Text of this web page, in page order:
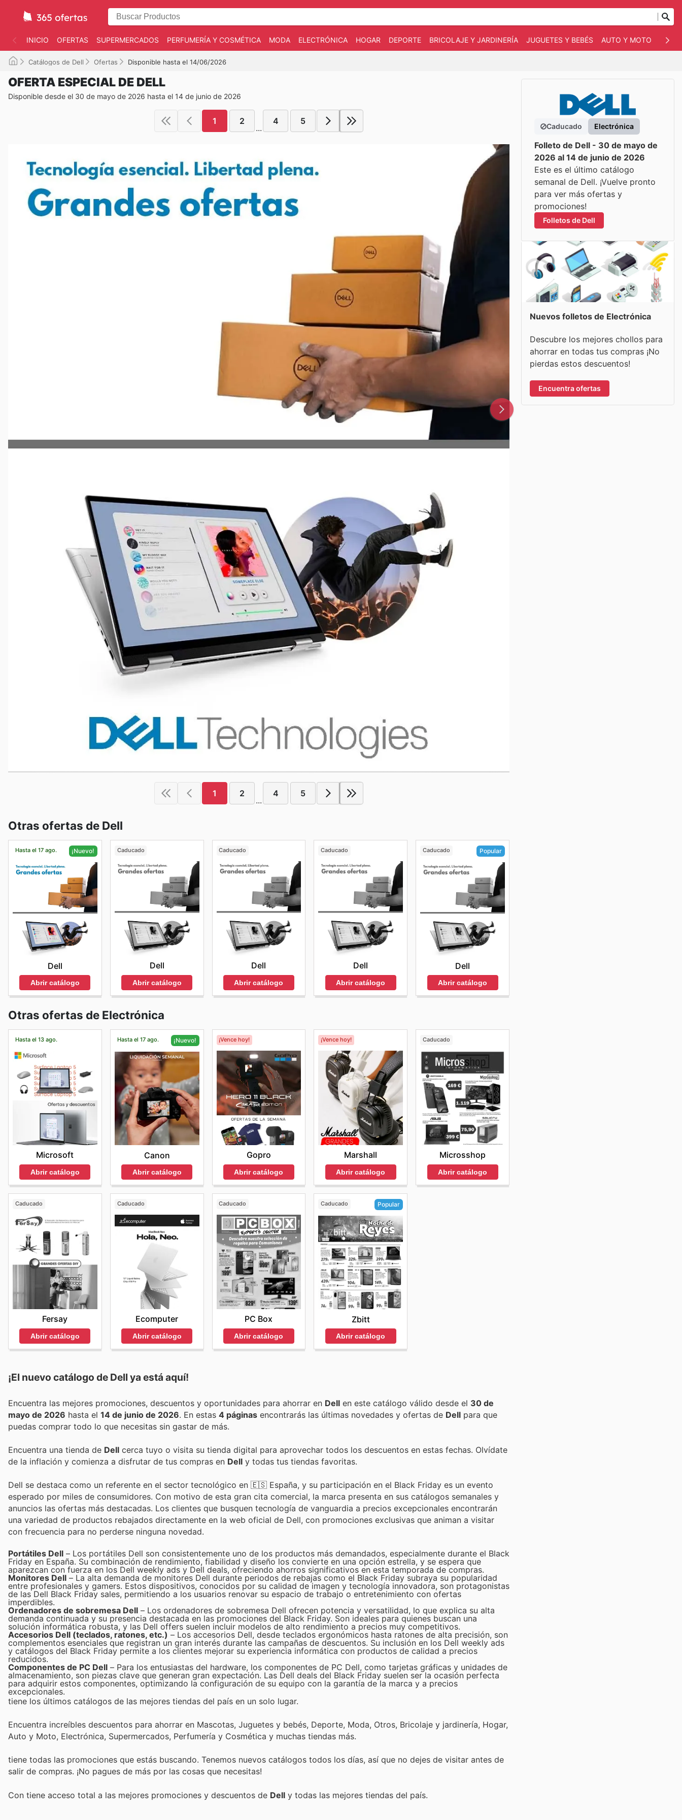
INICIO OFERTAS SUPERMERCADOS PERFUMERÍA Y COSMÉTICA MODA ELECTRÓNICA HOGAR DEPORTE BRICOLAJE Y JARDINERÍA JUGUETES Y BEBÉS AUTO Y MOTO
Catálogos de Dell Ofertas Disponible hasta el 14/06/2026
OFERTA ESPECIAL DE DELL
Disponible desde el 30 de mayo de 2026 hasta el 14 de junio de 2026
1 2
...
4 5
1 2
...
4 5
Otras ofertas de Dell
Hasta el 17 ago. ¡Nuevo!
Dell
Abrir catálogo
Caducado
Dell
Abrir catálogo
Caducado
Dell
Abrir catálogo
Caducado
Dell
Abrir catálogo
Caducado Popular
Dell
Abrir catálogo
Otras ofertas de Electrónica
Hasta el 13 ago.
Microsoft
Abrir catálogo
Hasta el 17 ago. ¡Nuevo!
Canon
Abrir catálogo
¡Vence hoy!
Gopro
Abrir catálogo
¡Vence hoy!
Marshall
Abrir catálogo
Caducado
Microsshop
Abrir catálogo
Caducado
Fersay
Abrir catálogo
Caducado
Ecomputer
Abrir catálogo
Caducado
PC Box
Abrir catálogo
Caducado Popular
Zbitt
Abrir catálogo
¡El nuevo catálogo de Dell ya está aquí!
Encuentra las mejores promociones, descuentos y oportunidades para ahorrar en Dell en este catálogo válido desde el 30 de
mayo de 2026 hasta el 14 de junio de 2026 . En estas 4 páginas encontrarás las últimas novedades y ofertas de Dell para que
puedas comprar todo lo que necesitas sin gastar de más.
Encuentra una tienda de Dell cerca tuyo o visita su tienda digital para aprovechar todos los descuentos en estas fechas. Olvídate
de la inflación y comienza a disfrutar de tus compras en Dell y todas tus tiendas favoritas.
Dell se destaca como un referente en el sector tecnológico en 🇪🇸 España, y su participación en el Black Friday es un evento
esperado por miles de consumidores. Con motivo de esta gran cita comercial, la marca presenta en sus catálogos semanales y
anuncios las ofertas más destacadas. Los clientes que busquen tecnología de vanguardia a precios excepcionales encontrarán
una variedad de productos rebajados directamente en la web oficial de Dell, con promociones exclusivas que animan a visitar
con frecuencia para no perderse ninguna novedad.
Portátiles Dell – Los portátiles Dell son consistentemente uno de los productos más demandados, especialmente durante el Black
Friday en España. Su combinación de rendimiento, fiabilidad y diseño los convierte en una opción estrella, y se espera que
aparezcan con fuerza en los Dell weekly ads y Dell deals, ofreciendo ahorros significativos en esta temporada de compras.
Monitores Dell – La alta demanda de monitores Dell durante periodos de rebajas como el Black Friday subraya su popularidad
entre profesionales y gamers. Estos dispositivos, conocidos por su calidad de imagen y tecnología innovadora, son protagonistas
de las Dell Black Friday sales, permitiendo a los usuarios renovar su espacio de trabajo o entretenimiento con ofertas
imperdibles.
Ordenadores de sobremesa Dell – Los ordenadores de sobremesa Dell ofrecen potencia y versatilidad, lo que explica su alta
demanda continuada y su presencia destacada en las promociones del Black Friday. Son ideales para quienes buscan una
solución informática robusta, y las Dell offers suelen incluir modelos de alto rendimiento a precios muy competitivos.
Accesorios Dell (teclados, ratones, etc.) – Los accesorios Dell, desde teclados ergonómicos hasta ratones de alta precisión, son
complementos esenciales que registran un gran interés durante las campañas de descuentos. Su inclusión en los Dell weekly ads
y catálogos del Black Friday permite a los clientes mejorar su experiencia informática con productos de calidad a precios
reducidos.
Componentes de PC Dell – Para los entusiastas del hardware, los componentes de PC Dell, como tarjetas gráficas y unidades de
almacenamiento, son piezas clave que generan gran expectación. Las Dell deals del Black Friday suelen ser la ocasión perfecta
para adquirir estos componentes, optimizando la configuración de su equipo con la garantía de la marca y a precios
excepcionales.
tiene los últimos catálogos de las mejores tiendas del país en un solo lugar.
Encuentra increíbles descuentos para ahorrar en Mascotas, Juguetes y bebés, Deporte, Moda, Otros, Bricolaje y jardinería, Hogar,
Auto y Moto, Electrónica, Supermercados, Perfumería y Cosmética y muchas tiendas más.
tiene todas las promociones que estás buscando. Tenemos nuevos catálogos todos los días, así que no dejes de visitar antes de
salir de compras. ¡No pagues de más por las cosas que necesitas!
Con tiene acceso total a las mejores promociones y descuentos de Dell y todas las mejores tiendas del país.
Caducado Electrónica
Folleto de Dell - 30 de mayo de
2026 al 14 de junio de 2026
Este es el último catálogo
semanal de Dell. ¡Vuelve pronto
para ver más ofertas y
promociones!
Folletos de Dell
Nuevos folletos de Electrónica
Descubre los mejores chollos para
ahorrar en todas tus compras ¡No
pierdas estos descuentos!
Encuentra ofertas